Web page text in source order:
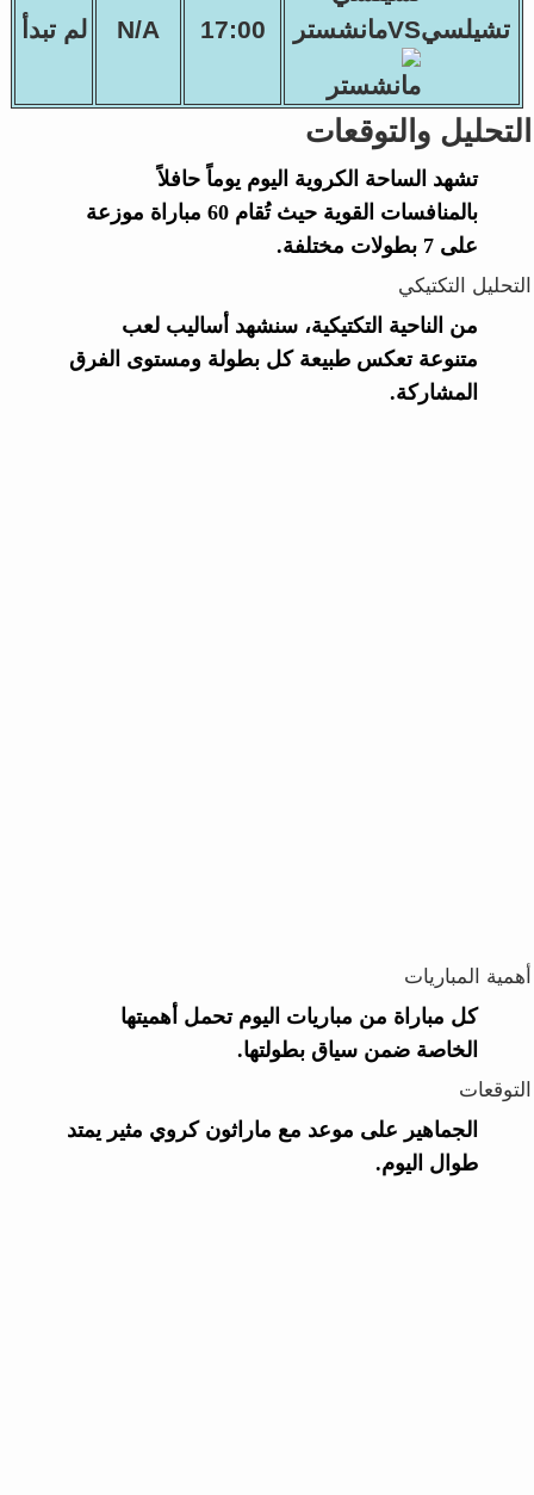
تشيلسيVSمانشستر 17:00
N/A لم تبدأ
التحليل والتوقعات
تشهد الساحة الكروية اليوم يوماً حافلاً
بالمنافسات القوية حيث تُقام 60 مباراة موزعة
على 7 بطولات مختلفة.
التحليل التكتيكي
من الناحية التكتيكية، سنشهد أساليب لعب
متنوعة تعكس طبيعة كل بطولة ومستوى الفرق
المشاركة.
أهمية المباريات
كل مباراة من مباريات اليوم تحمل أهميتها
الخاصة ضمن سياق بطولتها.
التوقعات
الجماهير على موعد مع ماراثون كروي مثير يمتد
طوال اليوم.